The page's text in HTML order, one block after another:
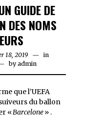
GUIDE DE
DES NOMS
18, 2019
in
byadmin
du ballon
«Barcelone» .